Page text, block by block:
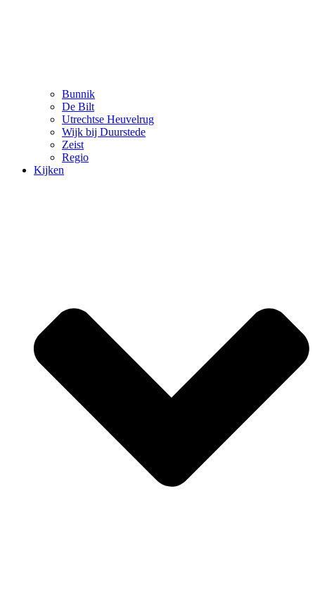
Bunnik
De Bilt
Utrechtse Heuvelrug
Wijk bij Duurstede
Zeist
Regio
Kijken